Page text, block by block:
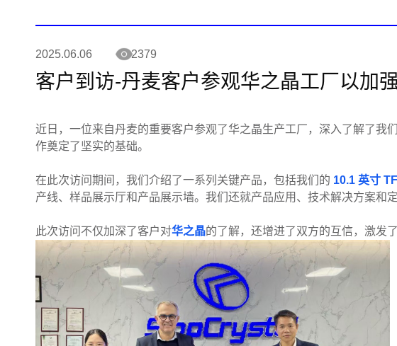
2025.06.06 2379
客户到访-丹麦客户参观华之晶工厂以加
近日，一位来自丹麦的重要客户参观了华之晶生产工厂，深入了解了我
作奠定了坚实的基础。
在此次访问期间，我们介绍了一系列关键产品，包括我们的 10.1 英寸
产线、样品展示厅和产品展示墙。我们还就产品应用、技术解决方案和
此次访问不仅加深了客户对华之晶的了解，还增进了双方的互信，激发